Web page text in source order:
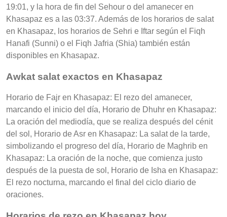
19:01, y la hora de fin del Sehour o del amanecer en
Khasapaz es a las 03:37. Además de los horarios de salat
en Khasapaz, los horarios de Sehri e Iftar según el Fiqh
Hanafi (Sunni) o el Fiqh Jafria (Shia) también están
disponibles en Khasapaz.
Awkat salat exactos en Khasapaz
Horario de Fajr en Khasapaz: El rezo del amanecer,
marcando el inicio del día, Horario de Dhuhr en Khasapaz:
La oración del mediodía, que se realiza después del cénit
del sol, Horario de Asr en Khasapaz: La salat de la tarde,
simbolizando el progreso del día, Horario de Maghrib en
Khasapaz: La oración de la noche, que comienza justo
después de la puesta de sol, Horario de Isha en Khasapaz:
El rezo nocturna, marcando el final del ciclo diario de
oraciones.